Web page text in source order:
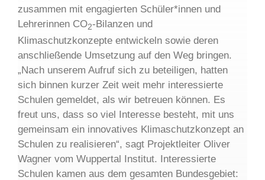
zusammen mit engagierten Schüler*innen und
Lehrerinnen CO2-Bilanzen und
Klimaschutzkonzepte entwickeln sowie deren
anschließende Umsetzung auf den Weg bringen.
„Nach unserem Aufruf sich zu beteiligen, hatten
sich binnen kurzer Zeit weit mehr interessierte
Schulen gemeldet, als wir betreuen können. Es
freut uns, dass so viel Interesse besteht, mit uns
gemeinsam ein innovatives Klimaschutzkonzept an
Schulen zu realisieren“, sagt Projektleiter Oliver
Wagner vom Wuppertal Institut. Interessierte
Schulen kamen aus dem gesamten Bundesgebiet: